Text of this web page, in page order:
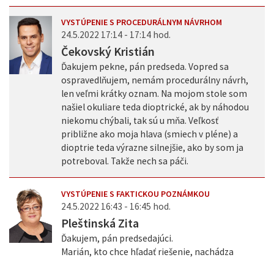
VYSTÚPENIE S PROCEDURÁLNYM NÁVRHOM
24.5.2022 17:14 - 17:14 hod.
Čekovský Kristián
Ďakujem pekne, pán predseda. Vopred sa
ospravedlňujem, nemám procedurálny návrh,
len veľmi krátky oznam. Na mojom stole som
našiel okuliare teda dioptrické, ak by náhodou
niekomu chýbali, tak sú u mňa. Veľkosť
približne ako moja hlava (smiech v pléne) a
dioptrie teda výrazne silnejšie, ako by som ja
potreboval. Takže nech sa páči.
VYSTÚPENIE S FAKTICKOU POZNÁMKOU
24.5.2022 16:43 - 16:45 hod.
Pleštinská Zita
Ďakujem, pán predsedajúci.
Marián, kto chce hľadať riešenie, nachádza